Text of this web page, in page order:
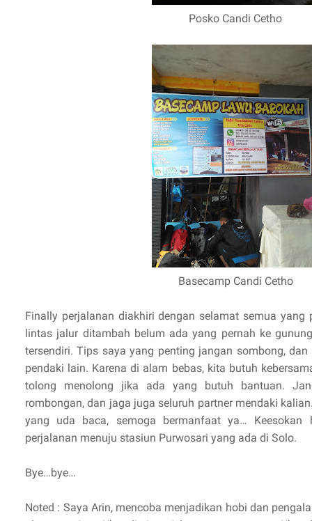
Posko Candi Cetho
Basecamp Candi Cetho
Finally perjalanan diakhiri dengan selamat semua yang
lintas jalur ditambah belum ada yang pernah ke
tersendiri. Tips saya yang penting jangan sombong,
pendaki lain. Karena di alam bebas, kita butuh
tolong menolong jika ada yang butuh bantuan.
rombongan, dan jaga juga seluruh partner mendaki
yang uda baca, semoga bermanfaat ya… Keesokan
perjalanan menuju stasiun Purwosari yang ada di Solo.
Bye…bye…
Noted : Saya Arin, mencoba menjadikan hobi dan